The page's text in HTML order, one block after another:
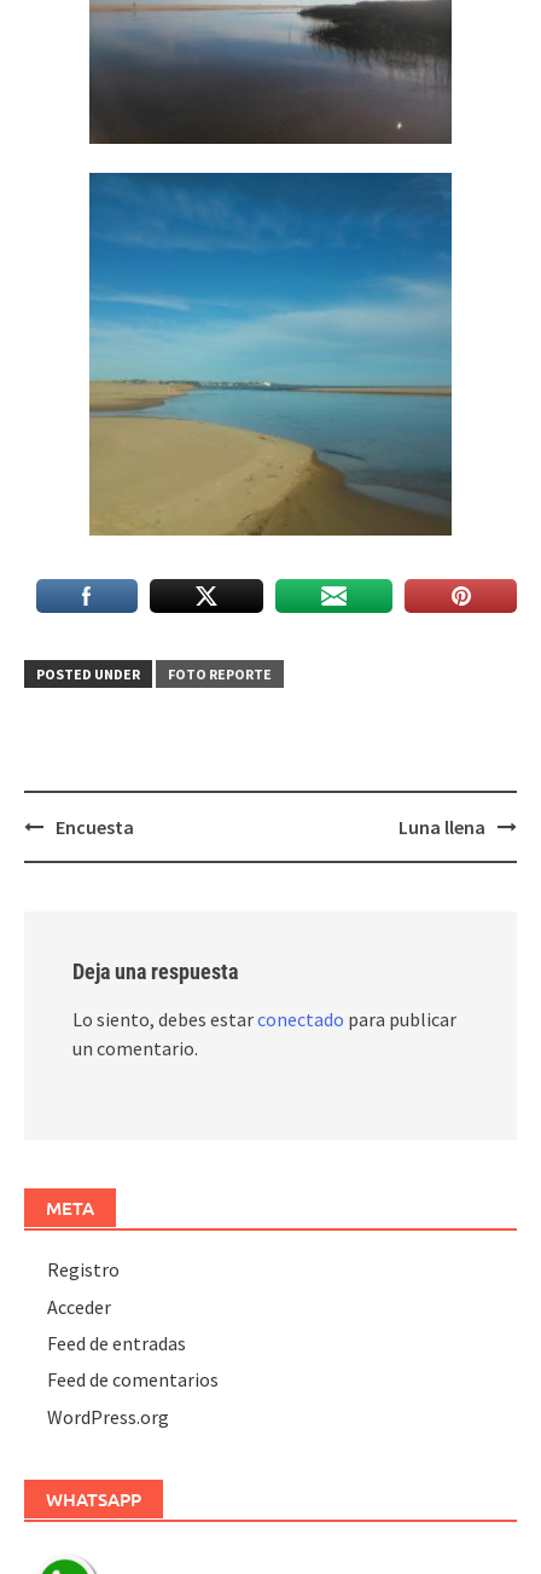
POSTED UNDER FOTO REPORTE
PostEncuesta Luna llena
Deja una respuesta
Lo siento, debes estarconectado para publicar
un comentario.
META
Registro
Acceder
Feed de entradas
Feed de comentarios
WordPress.org
WHATSAPP